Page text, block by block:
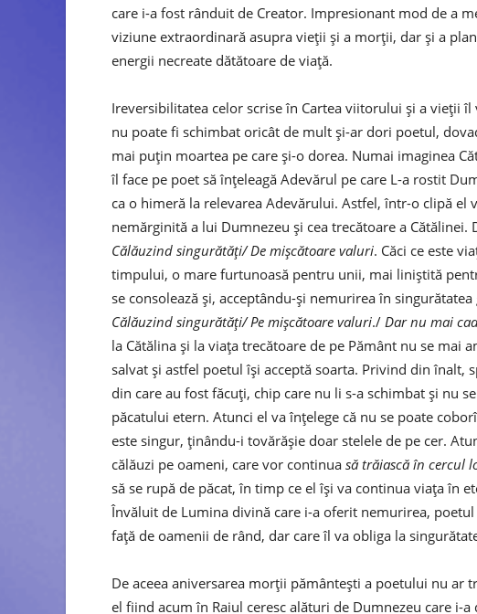
care i-a fost rânduit de Creator. Impresionant mod de a
viziune extraordinară asupra vieții și a morții, dar și a
energii necreate dătătoare de viață.
Ireversibilitatea celor scrise în Cartea viitorului și a vieții
nu poate fi schimbat oricât de mult și-ar dori poetul,
mai puțin moartea pe care și-o dorea. Numai imaginea
îl face pe poet să înțeleagă Adevărul pe care L-a rostit
ca o himeră la relevarea Adevărului. Astfel, într-o clipă el
nemărginită a lui Dumnezeu și cea trecătoare a
Călăuzind singurătăți/ De mișcătoare valuri. Căci ce este
timpului, o mare furtunoasă pentru unii, mai liniștită
se consolează și, acceptându-și nemurirea în
Călăuzind singurătăți/ Pe mișcătoare valuri./ Dar nu mai
la Cătălina și la viața trecătoare de pe Pământ nu se mai
salvat și astfel poetul își acceptă soarta. Privind din
din care au fost făcuți, chip care nu li s-a schimbat și nu
păcatului etern. Atunci el va înțelege că nu se poate
este singur, ținându-i tovărășie doar stelele de pe cer.
călăuzi pe oameni, care vor continua să trăiască în cercul
să se rupă de păcat, în timp ce el își va continua viața în
Învăluit de Lumina divină care i-a oferit nemurirea,
față de oamenii de rând, dar care îl va obliga la
De aceea aniversarea morții pământești a poetului nu ar
el fiind acum în Raiul ceresc alături de Dumnezeu care i-